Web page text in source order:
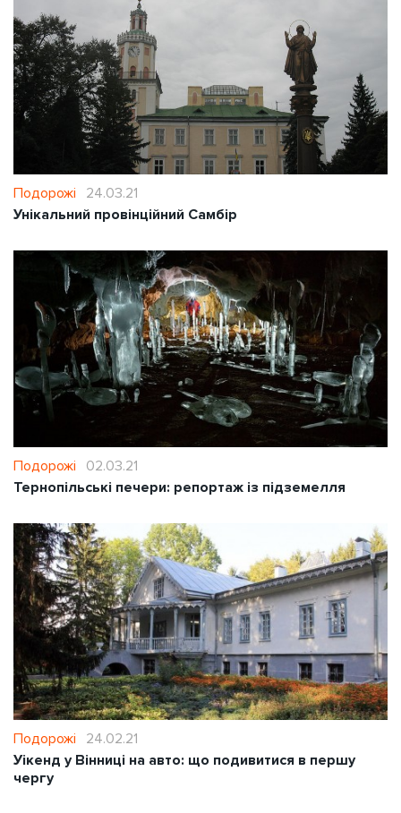
Подорожі
24.03.21
Унікальний провінційний Самбір
Подорожі
02.03.21
Тернопільські печери: репортаж із підземелля
Подорожі
24.02.21
Уікенд у Вінниці на авто: що подивитися в першу
чергу